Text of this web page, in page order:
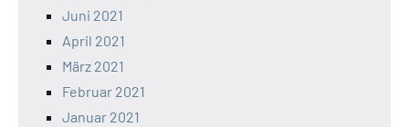
Juni 2021
April 2021
März 2021
Februar 2021
Januar 2021